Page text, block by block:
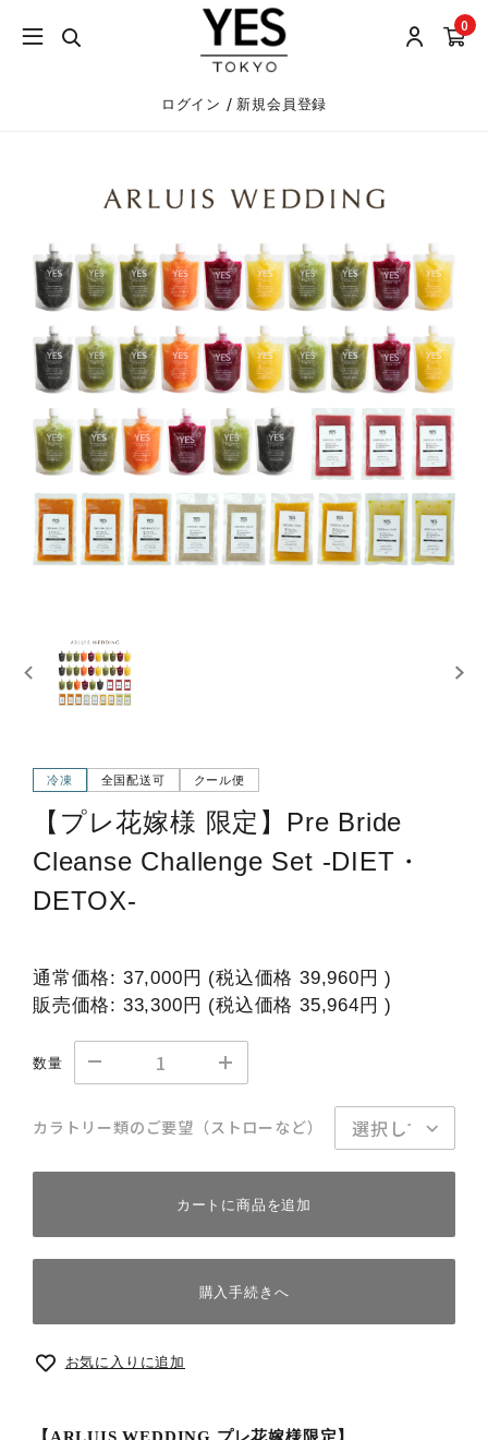
0
ログイン / 新規会員登録
冷凍 全国配送可 クール便
【プレ花嫁様 限定】Pre Bride
Cleanse Challenge Set -DIET・
DETOX-
通常価格: 37,000円 (税込価格39,960円 )
販売価格: 33,300円 (税込価格35,964円 )
数量
カラトリー類のご要望（ストローなど）
カートに商品を追加
購入手続きへ
お気に入りに追加
【ARLUIS WEDDING プレ花嫁様限定】